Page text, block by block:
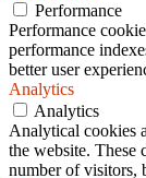
Performance
Performance
performance
better user
Analytics
Analytics
Analytical cookies
the website. These
number of visitors,